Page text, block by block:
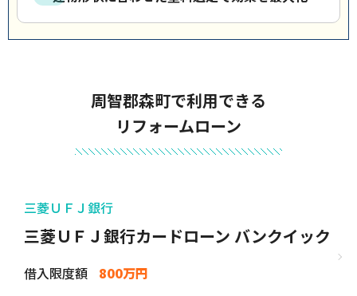
周智郡森町で利用できる
リフォームローン
三菱ＵＦＪ銀行
三菱ＵＦＪ銀行カードローン バンクイック
借入限度額
800万円